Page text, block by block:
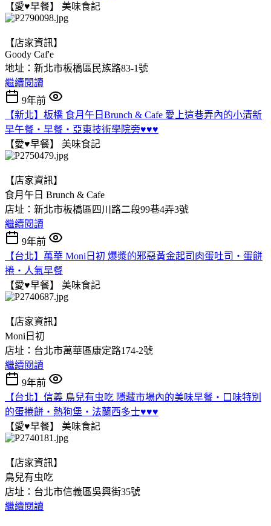
【愛♥早餐】 美味食記
【店家資訊】
Goody Caf'e
地址：新北市板橋區民族路83-1號
繼續閱讀
9年前
【新北】板橋 食月午日Brunch & Cafe 愛上這巷弄內的小清新
早午餐‧早餐‧亞東技術學院旁♥♥♥
【愛♥早餐】 美味食記
【店家資訊】
食月午日 Brunch & Cafe
店址：新北市板橋區四川路二段99巷4弄3號
繼續閱讀
9年前
【台北】萬華 Moni日初 爆漿的邪惡黃金起司肉蛋吐司‧蛋餅
捲‧人氣早餐
【愛♥早餐】 美味食記
【店家資訊】
Moni日初
店址：台北市萬華區康定路174-2號
繼續閱讀
9年前
【台北】信義 鳥兒有虫吃 隱藏市場內的美味早餐‧口味特別
的蛋捲餅‧熱狗堡‧法蘭西多士♥♥♥
【愛♥早餐】 美味食記
【店家資訊】
鳥兒有虫吃
店址：台北市信義區吳興街35號
繼續閱讀